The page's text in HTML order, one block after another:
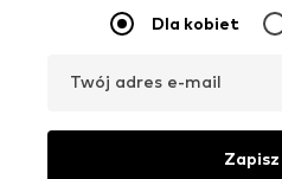
Dla kobiet
Twój adres e-mail
Zapisz